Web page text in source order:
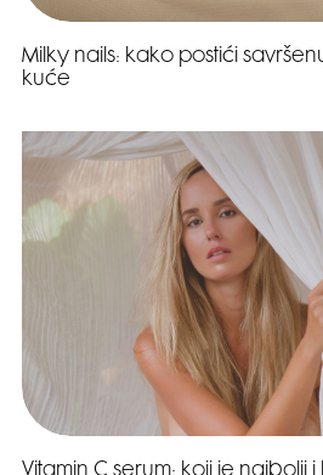
Milky nails: kako postići
kuće